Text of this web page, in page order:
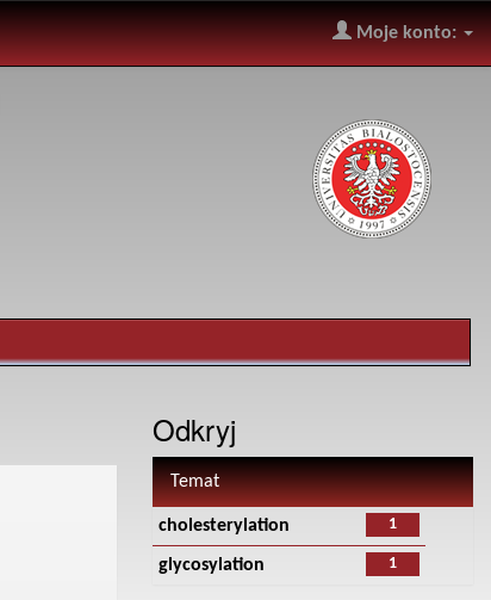
Moje konto:
Odkryj
Temat
1
cholesterylation
1
glycosylation